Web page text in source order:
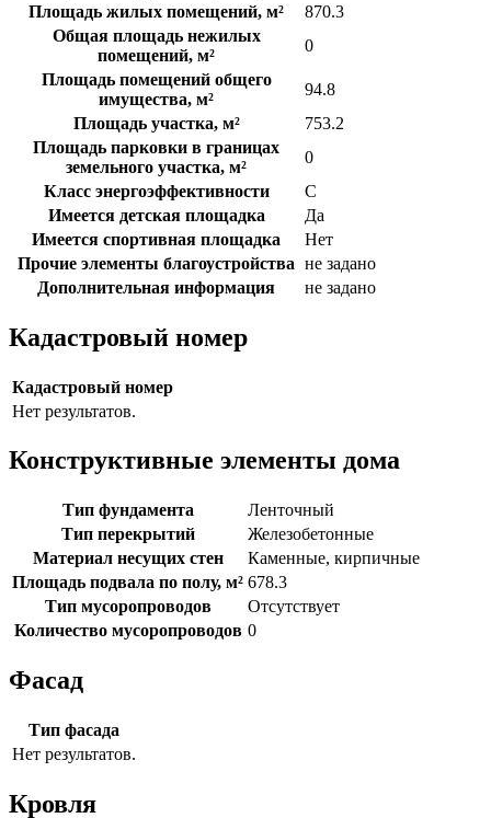
Площадь жилых помещений, м²
870.3
Общая площадь нежилых
помещений, м²
0
Площадь помещений общего
имущества, м²
94.8
Площадь участка, м²
753.2
Площадь парковки в границах
земельного участка, м²
0
Класс энергоэффективности
C
Имеется детская площадка
Да
Имеется спортивная площадка
Нет
Прочие элементы благоустройства не задано
Дополнительная информация
не задано
Кадастровый номер
Кадастровый номер
Нет результатов.
Конструктивные элементы дома
Тип фундамента
Ленточный
Тип перекрытий
Железобетонные
Материал несущих стен
Каменные, кирпичные
Площадь подвала по полу, м² 678.3
Тип мусоропроводов
Отсутствует
Количество мусоропроводов 0
Фасад
Тип фасада
Нет результатов.
Кровля